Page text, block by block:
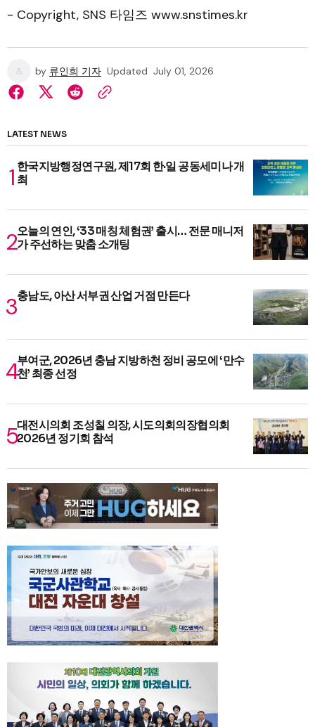
- Copyright, SNS 타임즈 www.snstimes.kr
by 류인희 기자 Updated July 01, 2026
LATEST NEWS
한국지방행정연구원, 제17회 한·일 공동세미나 개
최
오늘의 연인, ‘33 매칭 체험권’ 출시… 전문 매니저
가 주선하는 맞춤 소개팅
충남도, 아산 서부권 산업 거점 만든다
부여군, 2026년 충남 지방하천 정비 공모에 ‘만수
천’ 최종 선정
대전시의회 조성칠 의장, 시도의회의장협의회
2026년 정기회 참석